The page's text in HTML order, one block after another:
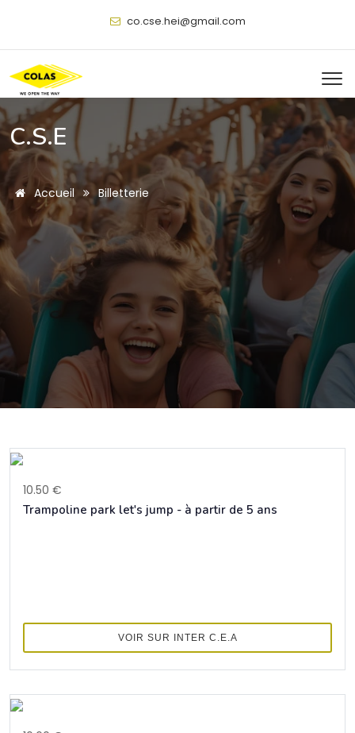
@
C.S.E
Accueil Billetterie
10.50 €
Trampoline park let's jump - à partir de 5 ans
VOIR SUR INTER C.E.A